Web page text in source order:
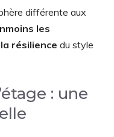
différente aux
les
résilience du style
: une